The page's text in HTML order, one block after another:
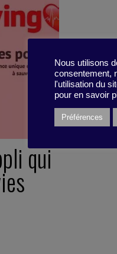
qui
Nous utilisons
consentement,
l'utilisation du
pour en savoir
Préférences